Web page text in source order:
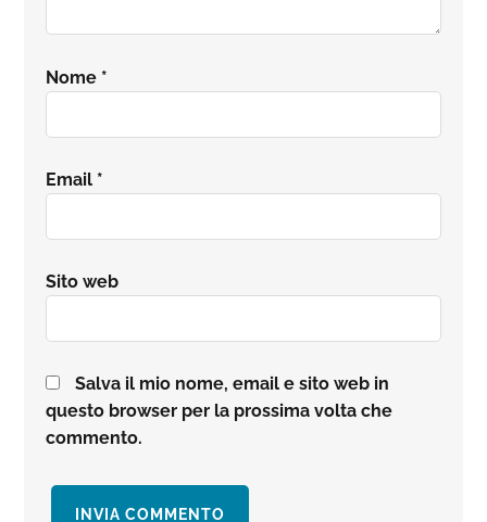
Nome *
Email *
Sito web
Salva il mio nome, email e sito web in
questo browser per la prossima volta che
commento.